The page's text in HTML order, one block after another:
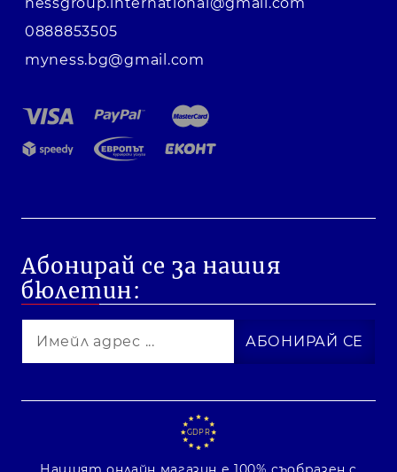
0888853505
myness.bg@gmail.com
Абонирай се за нашия
бюлетин:
GDPR